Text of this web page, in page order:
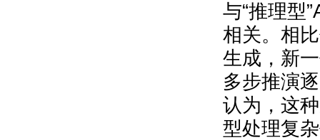
与“推理型
相关。相
生成，新
多步推演
认为，这
型处理复